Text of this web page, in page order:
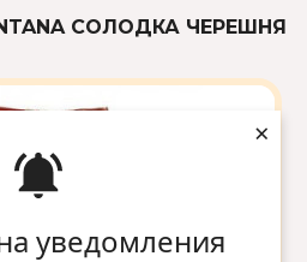
уведомления
×
СОЛОДКА ЧЕРЕШНЯ